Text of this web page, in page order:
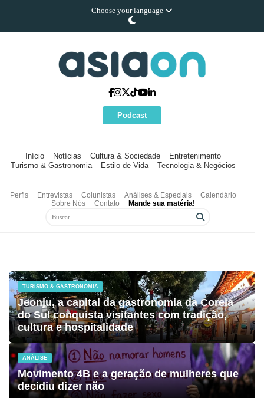
Choose your language
Podcast
Início Notícias Cultura & Sociedade
Entretenimento
Turismo & Gastronomia
Estilo de Vida Tecnologia & Negócios
Perfis Entrevistas Colunistas Análises & Especiais
Calendário
Sobre Nós
Contato Mande sua matéria!
TURISMO & GASTRONOMIA
Jeonju, a capital da gastronomia da Coreia
do Sul conquista visitantes com tradição,
cultura e hospitalidade
ANÁLISE
Movimento 4B e a geração de mulheres que
decidiu dizer não